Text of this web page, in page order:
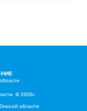
© 2026г.
области